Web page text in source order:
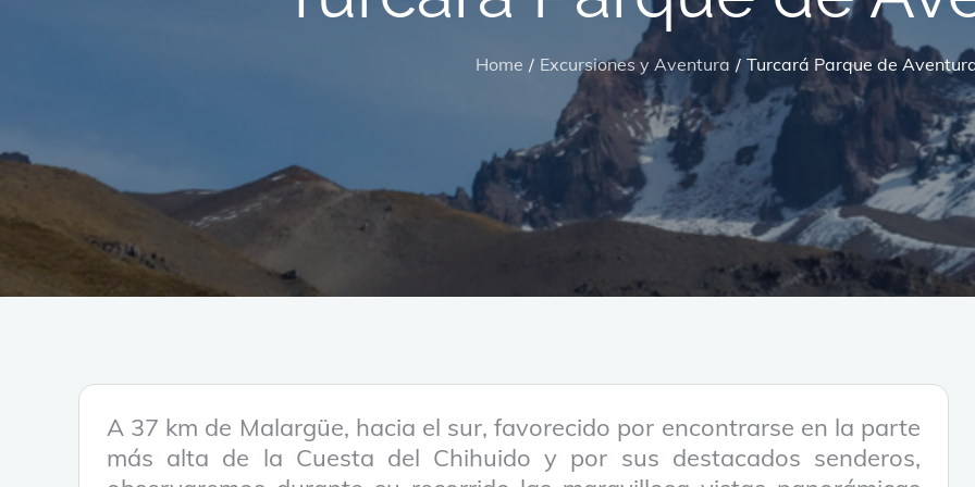
Home Excursiones y Aventura Turcará Parque de
A 37 km de Malargüe, hacia el sur, favorecido por encontrarse en la parte
más alta de la Cuesta del Chihuido y por sus destacados senderos,